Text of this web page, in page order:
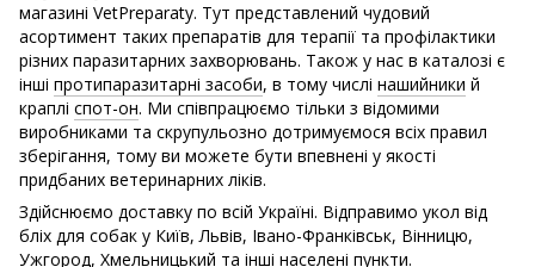
магазині VetPreparaty. Тут представлений чудовий
асортимент таких препаратів для терапії та профілактики
різних паразитарних захворювань. Також у нас в каталозі є
інші протипаразитарні засоби, в тому числі нашийники й
краплі спот-он. Ми співпрацюємо тільки з відомими
виробниками та скрупульозно дотримуємося всіх правил
зберігання, тому ви можете бути впевнені у якості
придбаних ветеринарних ліків.
Здійснюємо доставку по всій Україні. Відправимо укол від
бліх для собак у Київ, Львів, Івано-Франківськ, Вінницю,
Ужгород, Хмельницький та інші населені пункти.